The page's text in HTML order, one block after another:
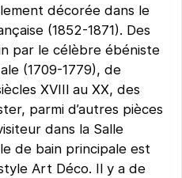
décorée dans le
(1852-1871). Des
par le célèbre ébéniste
(1709-1779), de
XVIII au XX, des
parmi d’autres pièces
dans la Salle
de bain principale est
Art Déco. Il y a de